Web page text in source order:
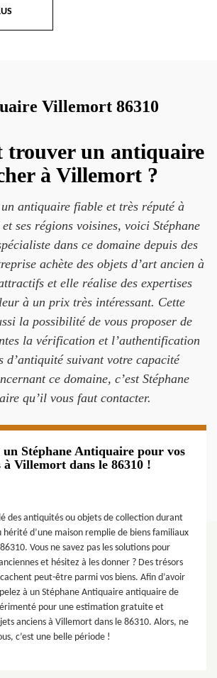
Villemort 86310
trouver un antiquaire
à Villemort ?
antiquaire fiable et très réputé à
ses régions voisines, voici Stéphane
dans ce domaine depuis des
achète des objets d’art ancien à
et elle réalise des expertises
à un prix très intéressant. Cette
la possibilité de vous proposer de
la vérification et l’authentification
d’antiquité suivant votre capacité
ce domaine, c’est Stéphane
qu’il vous faut contacter.
un Stéphane Antiquaire pour vos
à Villemort dans le 86310 !
des antiquités ou objets de collection durant
hérité d’une maison remplie de biens familiaux
Vous ne savez pas les solutions pour
et hésitez à les donner ? Des trésors
peut-être parmi vos biens. Afin d’avoir
à un Stéphane Antiquaire antiquaire de
pour une estimation gratuite et
anciens à Villemort dans le 86310. Alors, ne
c’est une belle période !